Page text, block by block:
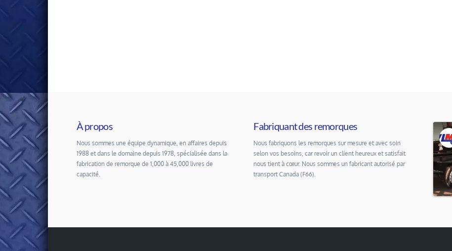
À propos
Nous sommes une équipe dynamique, en affaires depuis
1988 et dans le domaine depuis 1978, spécialisée dans la
fabrication de remorque de 1,000 à 45,000 livres de
capacité.
Fabriquant des remorques
Nous fabriquons les remorques sur mesure et avec soin
selon vos besoins, car revoir un client heureux et satisfait
nous tient à cœur. Nous sommes un fabricant autorisé par
transport Canada (F66).